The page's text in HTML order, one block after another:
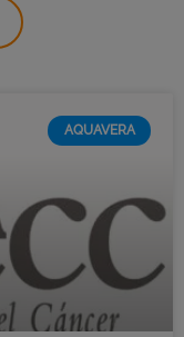
AQUAVERA